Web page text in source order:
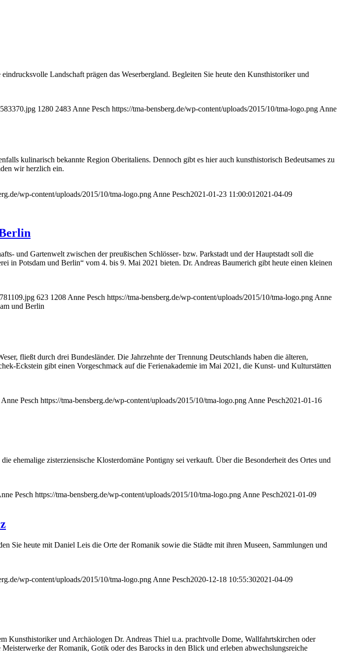
Landschaft prägen das Weserbergland. Begleiten Sie heute den Kunsthistoriker und
1280 2483 Anne Pesch https://tma-bensberg.de/wp-content/uploads/2015/10/tma-logo.png Anne
kulinarisch bekannte Region Oberitaliens. Dennoch gibt es hier auch kunsthistorisch Bedeutsames zu
wir herzlich ein.
wp-content/uploads/2015/10/tma-logo.png Anne Pesch2021-01-23 11:00:01 2021-04-09
und Gartenwelt zwischen der preußischen Schlösser- bzw. Parkstadt und der Hauptstadt soll die
in Potsdam und Berlin“ vom 4. bis 9. Mai 2021 bieten. Dr. Andreas Baumerich gibt heute einen kleinen
623 1208 Anne Pesch https://tma-bensberg.de/wp-content/uploads/2015/10/tma-logo.png Anne
und Berlin
fließt durch drei Bundesländer. Die Jahrzehnte der Trennung Deutschlands haben die älteren,
Eckstein gibt einen Vorgeschmack auf die Ferienakademie im Mai 2021, die Kunst- und Kulturstätten
Anne Pesch https://tma-bensberg.de/wp-content/uploads/2015/10/tma-logo.png Anne Pesch2021-01-16
ehemalige zisterziensische Klosterdomäne Pontigny sei verkauft. Über die Besonderheit des Ortes und
Pesch https://tma-bensberg.de/wp-content/uploads/2015/10/tma-logo.png Anne Pesch2021-01-09
Sie heute mit Daniel Leis die Orte der Romanik sowie die Städte mit ihren Museen, Sammlungen und
wp-content/uploads/2015/10/tma-logo.png Anne Pesch2020-12-18 10:55:302021-04-09
Kunsthistoriker und Archäologen Dr. Andreas Thiel u.a. prachtvolle Dome, Wallfahrtskirchen oder
der Romanik, Gotik oder des Barocks in den Blick und erleben abwechslungsreiche